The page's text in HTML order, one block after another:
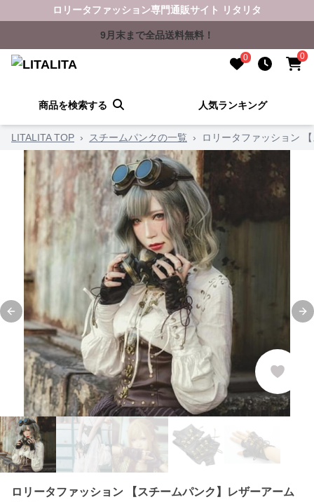
ロリータファッション専門通販サイト リタリタ
9月末まで全品送料無料！
0 0
商品を検索する 人気ランキング
LITALITA TOP › スチームパンクの一覧 › ロリータファッション
Previous slide
ロリータファッション 【スチームパンク】レザーアーム